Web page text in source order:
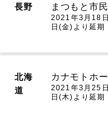
長野 まつもと市
2021年3月18
日(金)より延期
北海
道
カナモトホ
2021年3月25
日(木)より延期